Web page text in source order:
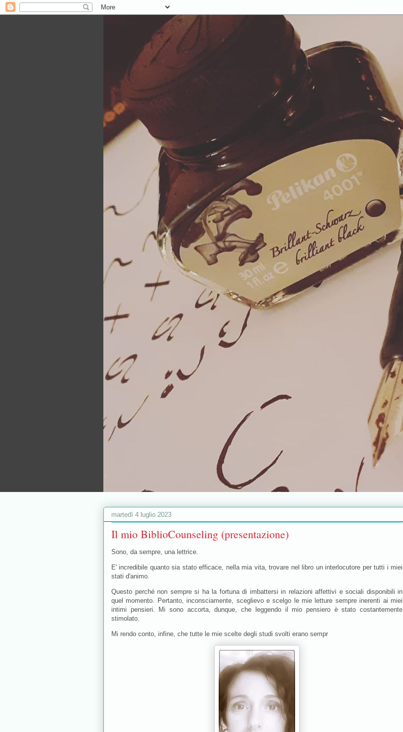
martedì 4 luglio 2023
Il mio BiblioCounseling (presentazione)
Sono, da sempre, una lettrice.
E' incredibile quanto sia stato efficace, nella mia vita, trovare nel libro un interlocutore per tutti i miei
stati d'animo.
Questo perché non sempre si ha la fortuna di imbattersi in relazioni affettivi e sociali disponibili in
quel momento. Pertanto, inconsciamente, sceglievo e scelgo le mie letture sempre inerenti ai miei
intimi pensieri. Mi sono accorta, dunque, che leggendo il mio pensiero è stato costantemente
stimolato.
Mi rendo conto, infine, che tutte le mie scelte degli studi svolti erano sempr